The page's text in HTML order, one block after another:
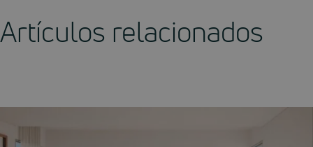
Artículos relacionados